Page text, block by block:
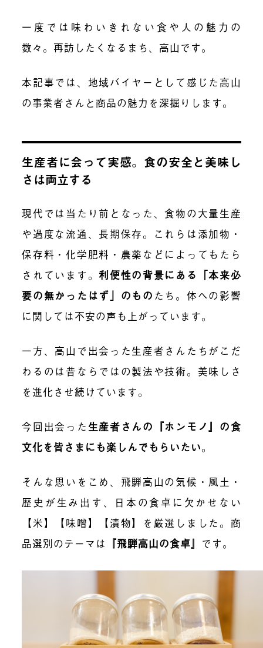
一度では味わいきれない食や人の魅力の
数々。再訪したくなるまち、高山です。
本記事では、地域バイヤーとして感じた高山
の事業者さんと商品の魅力を深掘りします。
生産者に会って実感。食の安全と美味し
さは両立する
現代では当たり前となった、食物の大量生産
や過度な流通、長期保存。これらは添加物・
保存料・化学肥料・農薬などによってもたら
されています。利便性の背景にある「本来必
要の無かったはず」のもの たち。体への影響
に関しては不安の声も上がっています。
一方、高山で出会った生産者さんたちがこだ
わるのは昔ならではの製法や技術。美味しさ
を進化させ続けています。
今回出会った 生産者さんの『ホンモノ』の食
文化を皆さまにも楽しんでもらいたい。
そんな思いをこめ、飛騨高山の気候・風土・
歴史が生み出す、日本の食卓に欠かせない
【米】【味噌】【漬物】を厳選しました。商
品選別のテーマは 『飛騨高山の食卓』 です。